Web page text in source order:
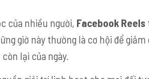
của nhiều người, Facebook Reels
giờ này thường là cơ hội để giảm
lại của ngày.